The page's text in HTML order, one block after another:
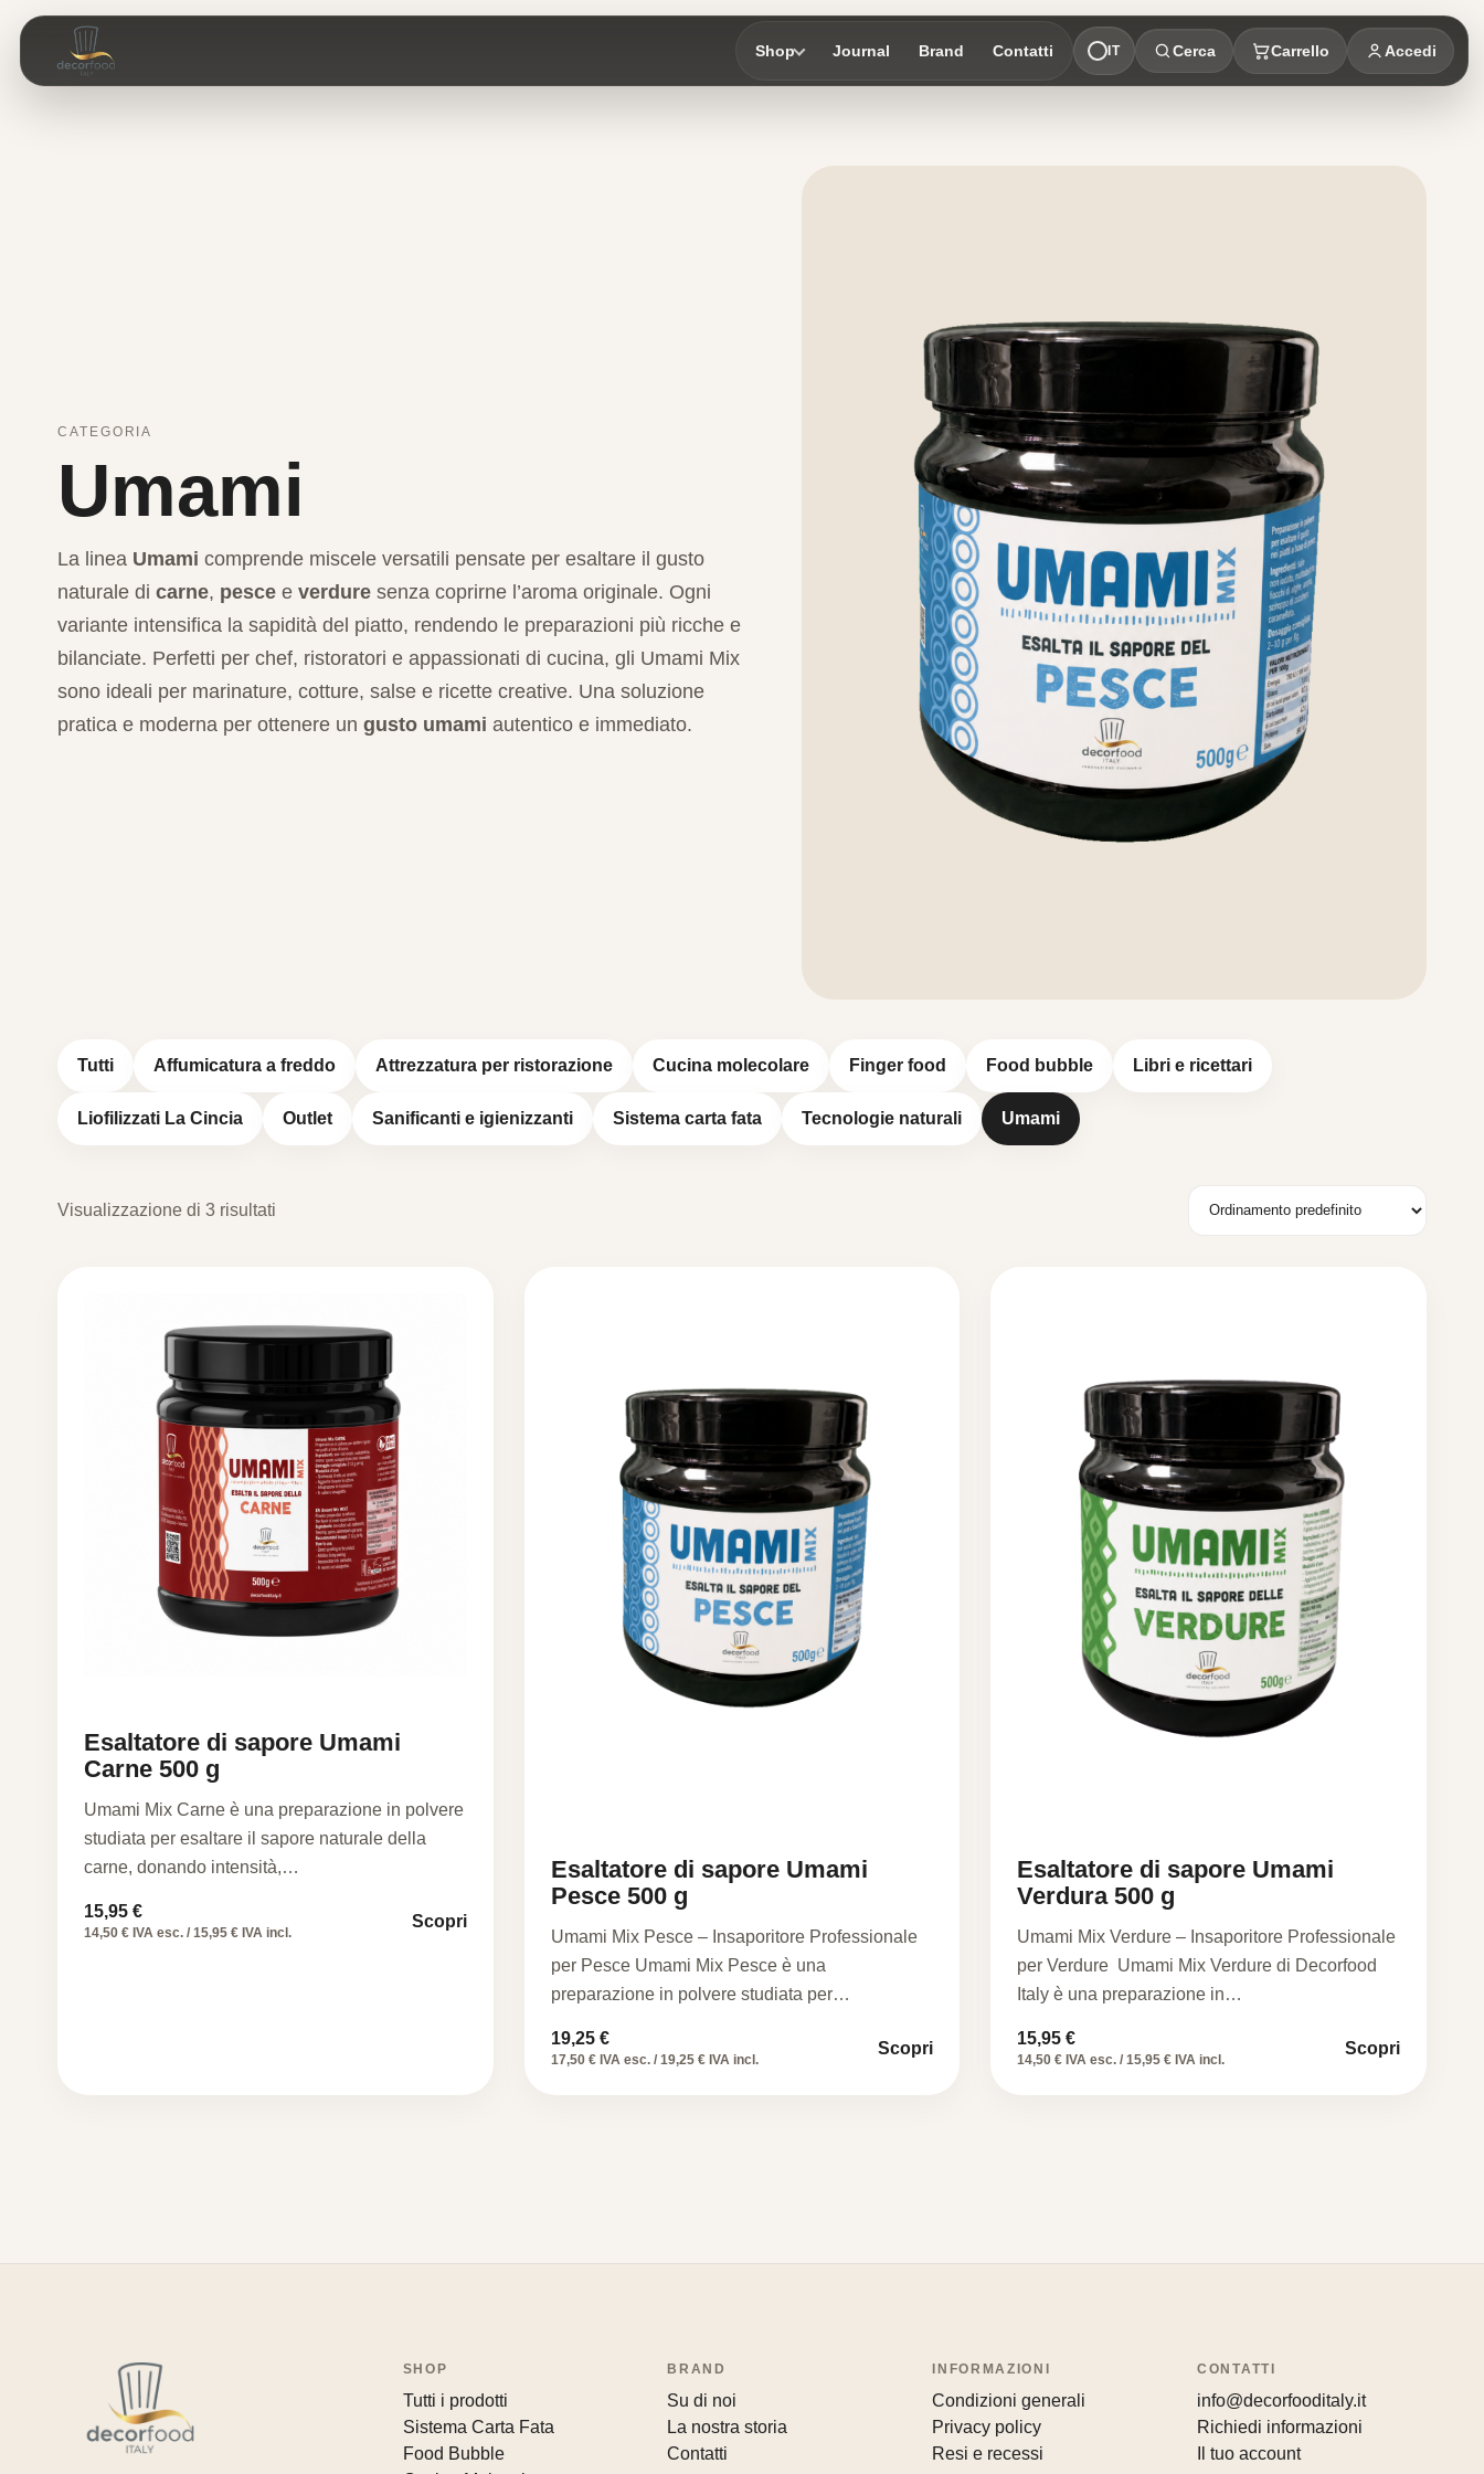
Shop Journal Brand Contatti IT Cerca Carrello Accedi
CATEGORIA
Umami
La linea Umami comprende miscele versatili pensate per esaltare il gusto
naturale di carne, pesce e verdure senza coprirne l’aroma originale. Ogni
variante intensifica la sapidità del piatto, rendendo le preparazioni più ricche e
bilanciate. Perfetti per chef, ristoratori e appassionati di cucina, gli Umami Mix
sono ideali per marinature, cotture, salse e ricette creative. Una soluzione
pratica e moderna per ottenere un gusto umami autentico e immediato.
Tutti Affumicatura a freddo Attrezzatura per ristorazione Cucina molecolare Finger food Food bubble Libri e ricettari
Liofilizzati La Cincia Outlet Sanificanti e igienizzanti Sistema carta fata Tecnologie naturali Umami
Visualizzazione di 3 risultati
Esaltatore di sapore Umami
Carne 500 g
Umami Mix Carne è una preparazione in polvere
studiata per esaltare il sapore naturale della
carne, donando intensità,…
15,95 €
14,50 € IVA esc. / 15,95 € IVA incl.
Scopri
Esaltatore di sapore Umami
Pesce 500 g
Umami Mix Pesce – Insaporitore Professionale
per Pesce Umami Mix Pesce è una
preparazione in polvere studiata per…
19,25 €
17,50 € IVA esc. / 19,25 € IVA incl.
Scopri
Esaltatore di sapore Umami
Verdura 500 g
Umami Mix Verdure – Insaporitore Professionale
per Verdure Umami Mix Verdure di Decorfood
Italy è una preparazione in…
15,95€
14,50 € IVA esc. / 15,95 € IVA incl.
Scopri
SHOP
Tutti i prodotti
Sistema Carta Fata
Food Bubble
BRAND
Su di noi
La nostra storia
Contatti
INFORMAZIONI
Condizioni generali
Privacy policy
Resi e recessi
CONTATTI
info@decorfooditaly.it
Richiedi informazioni
Il tuo account